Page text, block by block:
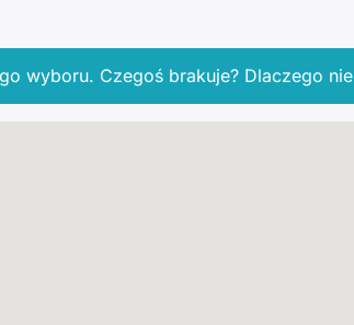
wyboru. Czegoś brakuje? Dlaczego nie